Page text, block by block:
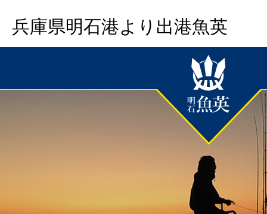
兵庫県明石港より出港魚英